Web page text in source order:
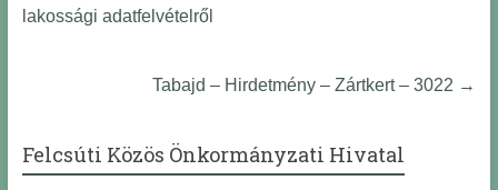
lakossági adatfelvételről
Tabajd – Hirdetmény – Zártkert – 3022 →
Felcsúti Közös Önkormányzati Hivatal